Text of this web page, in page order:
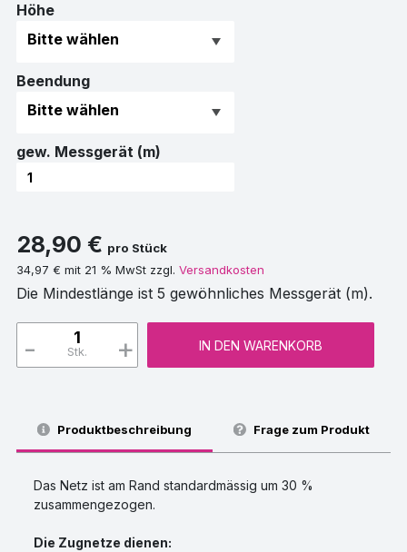
Höhe
Beendung
gew. Messgerät (m)
28,90 € pro Stück
34,97 € mit 21 % MwSt zzgl. Versandkosten
Die Mindestlänge ist 5 gewöhnliches Messgerät (m).
Stk. +
- IN DEN WARENKORB
Produktbeschreibung Frage zum Produkt
Das Netz ist am Rand standardmässig um 30 %
zusammengezogen.
Die Zugnetze dienen: